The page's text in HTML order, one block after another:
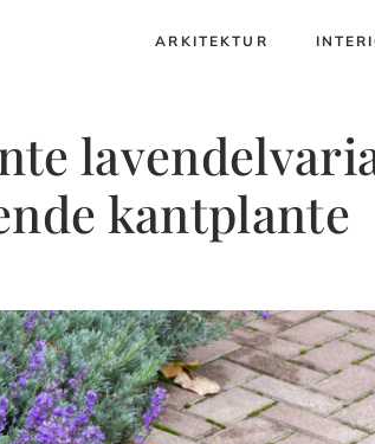
ARKITEKTUR
kantplante